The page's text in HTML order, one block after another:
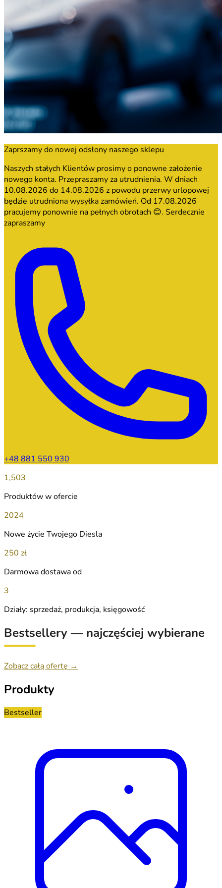
Zaprszamy do nowej odsłony naszego sklepu
Naszych stałych Klientów prosimy o ponowne założenie
nowego konta. Przepraszamy za utrudnienia. W dniach
10.08.2026 do 14.08.2026 z powodu przerwy urlopowej
będzie utrudniona wysyłka zamówień. Od 17.08.2026
pracujemy ponownie na pełnych obrotach 😊. Serdecznie
zapraszamy
+48 881 550 930
1,503
Produktów w ofercie
2024
Nowe życie Twojego Diesla
250 zł
Darmowa dostawa od
3
Działy: sprzedaż, produkcja, księgowość
Bestsellery — najczęściej wybierane
Zobacz całą ofertę →
Produkty
Bestseller